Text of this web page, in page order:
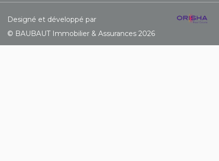
Designé et développé par
© BAUBAUT Immobilier & Assurances 2026